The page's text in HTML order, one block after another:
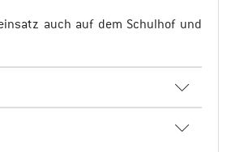
auch auf dem Schulhof und